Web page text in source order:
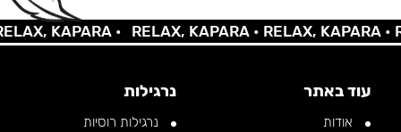
KAPARA • RELAX, KAPARA •RELAX, KAPARA •
עוד באתר
אודות
נרגילות
נרגילות רוסיות